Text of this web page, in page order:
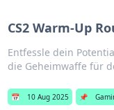
CS2 Warm-Up
Entfessle dein
die Geheimwaffe für
📅 10 Aug 2025 📌